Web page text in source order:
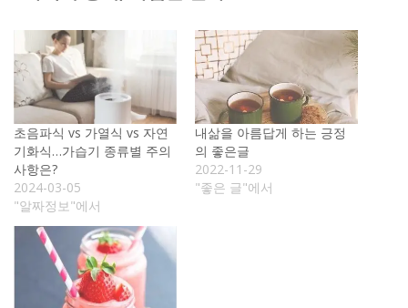
초음파식 vs 가열식 vs 자연
기화식…가습기 종류별 주의
사항은?
2024-03-05
"알짜정보"에서
내삶을 아름답게 하는 긍정
의 좋은글
2022-11-29
"좋은 글"에서